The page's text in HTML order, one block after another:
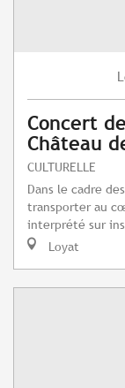
Concert
Château
CULTURELLE
Dans le cadre
transporter au
interprété sur
Loyat